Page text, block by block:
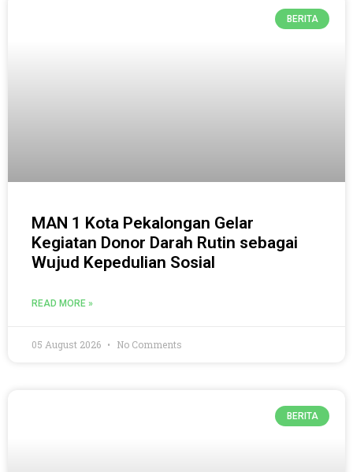
BERITA
MAN 1 Kota Pekalongan Gelar
Kegiatan Donor Darah Rutin sebagai
Wujud Kepedulian Sosial
READ MORE »
05 August 2026 No Comments
BERITA